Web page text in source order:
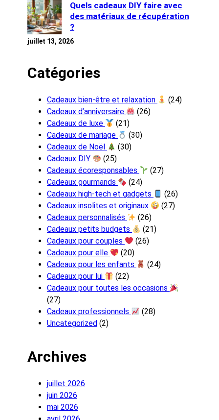
Quels cadeaux DIY faire avec
des matériaux de récupération
?
juillet 13, 2026
Catégories
Cadeaux bien-être et relaxation
(24)
Cadeaux d’anniversaire
(26)
Cadeaux de luxe
(21)
Cadeaux de mariage
(30)
Cadeaux de Noël
(30)
Cadeaux DIY
(25)
Cadeaux écoresponsables
(27)
Cadeaux gourmands
(24)
Cadeaux high-tech et gadgets
(26)
Cadeaux insolites et originaux
(27)
Cadeaux personnalisés
(26)
Cadeaux petits budgets
(21)
Cadeaux pour couples
(26)
Cadeaux pour elle
(20)
Cadeaux pour les enfants
(24)
Cadeaux pour lui
(22)
Cadeaux pour toutes les occasions
(27)
Cadeaux professionnels
(28)
Uncategorized (2)
Archives
juillet 2026
juin 2026
mai 2026